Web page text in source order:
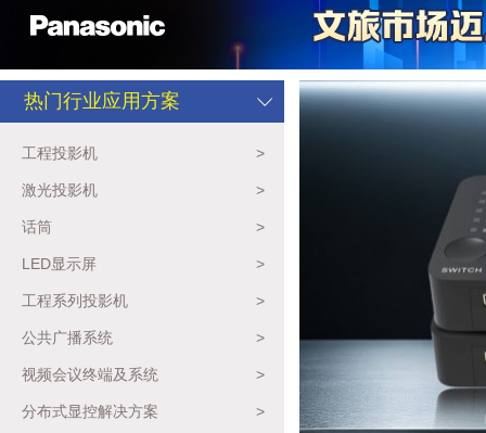
热门行业应用方案
工程投影机 >
激光投影机 >
话筒 >
LED显示屏 >
工程系列投影机 >
公共广播系统 >
视频会议终端及系统 >
分布式显控解决方案 >